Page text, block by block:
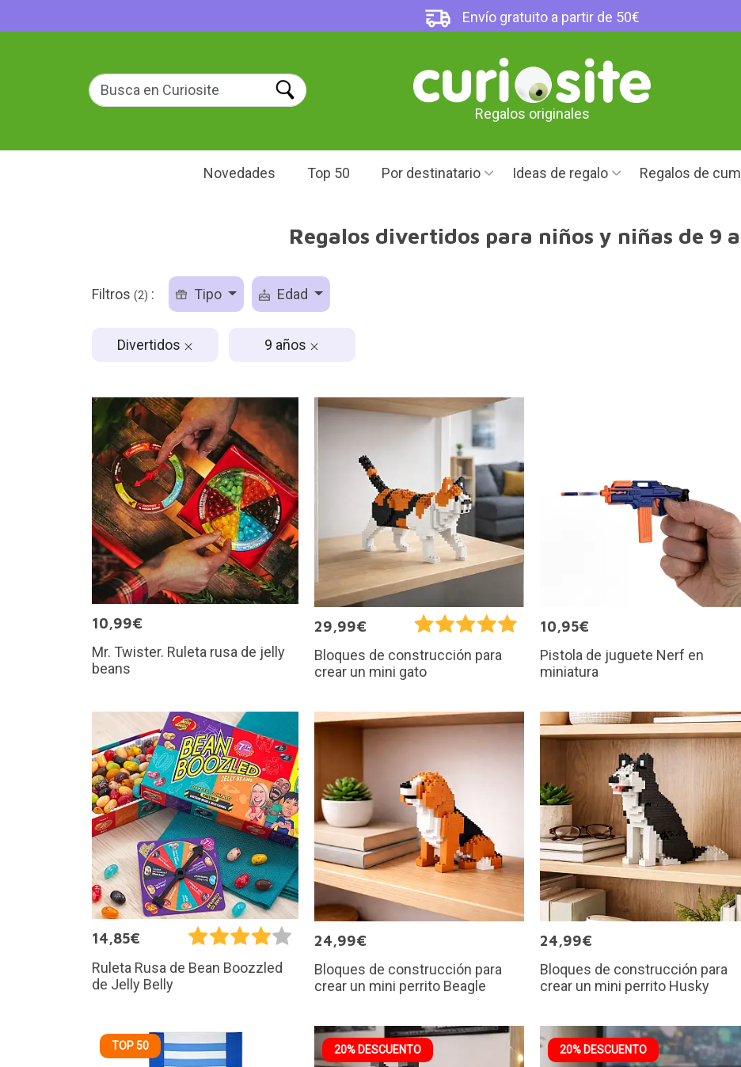
Envío gratuito a partir de 50€
Regalos originales
Novedades Top 50 Por destinatario Ideas de regalo Regalos de
Regalos divertidos para niños y niñas de 9
Filtros (2) : Tipo Edad
Divertidos 9 años
10,99€
Mr. Twister. Ruleta rusa de jelly
beans
29,99€
Bloques de construcción para
crear un mini gato
10,95€
Pistola de juguete Nerf en
miniatura
14,85€
Ruleta Rusa de Bean Boozzled
de Jelly Belly
24,99€
Bloques de construcción para
crear un mini perrito Beagle
24,99€
Bloques de construcción para
crear un mini perrito Husky
TOP 50 20% DESCUENTO 20% DESCUENTO